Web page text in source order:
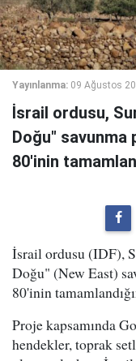
Yayınlanma: 09 Ağustos
İsrail ordusu,
Doğu" savunma
80'inin
İsrail ordusu (IDF),
Doğu" (New East)
80'inin
Proje kapsamında
hendekler, toprak